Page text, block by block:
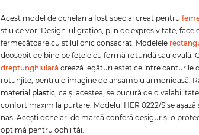
Acest model de ochelari a fost special creat pentru
ştiu ce vor. Design-ul graţios, plin de expresivitate, face
fermecătoare cu stilul chic consacrat. Modelele
deosebit de bine pe feţele cu formă rotundă sau ovală.
dreptunghiulară crează legături estetice între canturile
rotunjite, pentru o imagine de ansamblu armonioasă.
material plastic , ca şi acestea, se bucură de o
confort maxim la purtare. Modelul HER 0222/S se
nas! Aceşti ochelari de marcă conferă desigur şi o
optimă pentru ochii tăi.